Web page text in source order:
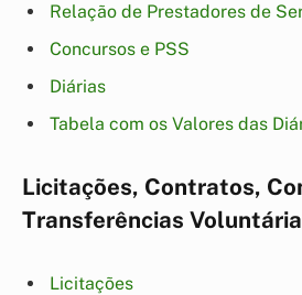
Relação de Prestadores de
Concursos e PSS
Diárias
Tabela com os Valores das
Licitações, Contratos,
Transferências
Licitações